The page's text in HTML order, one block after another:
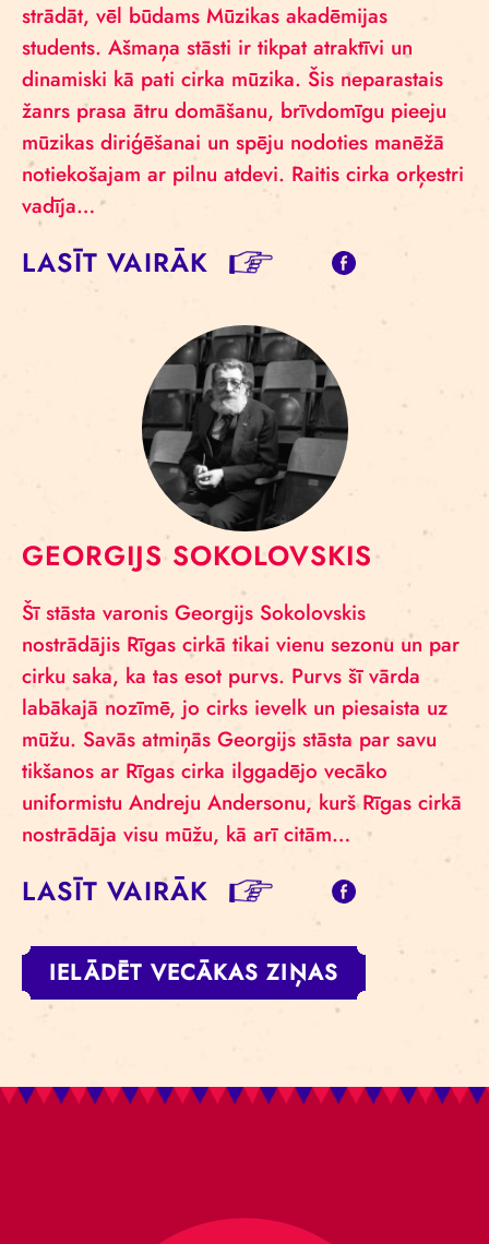
strādāt, vēl būdams Mūzikas akadēmijas
students. Ašmaņa stāsti ir tikpat atraktīvi un
dinamiski kā pati cirka mūzika. Šis neparastais
žanrs prasa ātru domāšanu, brīvdomīgu pieeju
mūzikas diriģēšanai un spēju nodoties manēžā
notiekošajam ar pilnu atdevi. Raitis cirka orķestri
vadīja…
LASĪT VAIRĀK
GEORGIJS SOKOLOVSKIS
Šī stāsta varonis Georgijs Sokolovskis
nostrādājis Rīgas cirkā tikai vienu sezonu un par
cirku saka, ka tas esot purvs. Purvs šī vārda
labākajā nozīmē, jo cirks ievelk un piesaista uz
mūžu. Savās atmiņās Georgijs stāsta par savu
tikšanos ar Rīgas cirka ilggadējo vecāko
uniformistu Andreju Andersonu, kurš Rīgas cirkā
nostrādāja visu mūžu, kā arī citām…
LASĪT VAIRĀK
IELĀDĒT VECĀKAS ZIŅAS